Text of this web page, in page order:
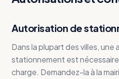
Autorisation de
Dans la plupart des villes, une
stationnement est
charge. Demandez-la à la